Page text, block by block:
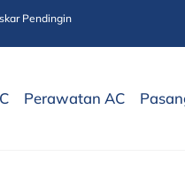
Pendingin
Perawatan AC